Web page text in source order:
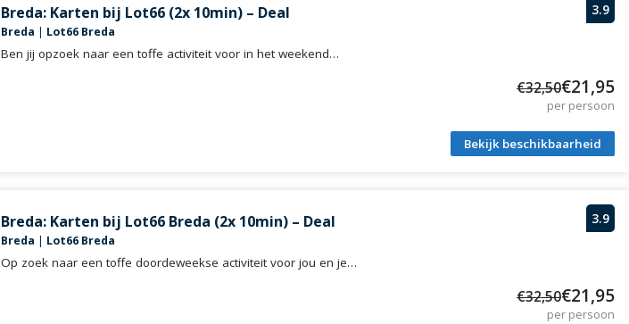
3.9
Breda: Karten bij Lot66 (2x 10min) – Deal
Breda | Lot66 Breda
Ben jij opzoek naar een toffe activiteit voor in het weekend…
€32,50€21,95
per persoon
Bekijk beschikbaarheid
3.9
Breda: Karten bij Lot66 Breda (2x 10min) – Deal
Breda | Lot66 Breda
Op zoek naar een toffe doordeweekse activiteit voor jou en je…
€32,50€21,95
per persoon